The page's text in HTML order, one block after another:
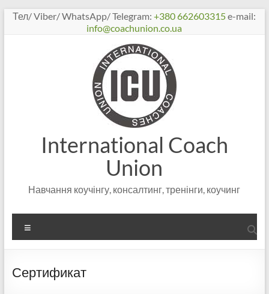
Перейти
Тел/ Viber/ WhatsApp/ Telegram:+380 662603315e-mail:
info@coachunion.co.ua
International Coach
Union
Навчання коучінгу, консалтинг, тренінги, коучинг
Сертификат